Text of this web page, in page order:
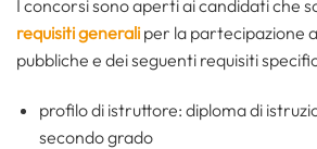
I concorsi sono aperti ai candidati che
requisiti generali per la partecipazione
pubbliche e dei seguenti requisiti
profilo di istruttore: diploma di
secondo grado